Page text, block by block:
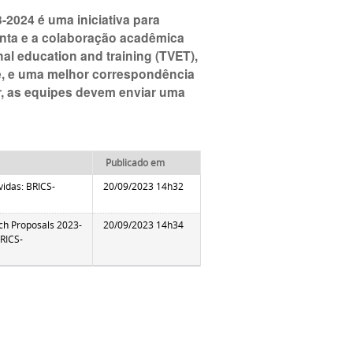
2024 é uma iniciativa para
e a colaboração acadêmica
education and training (TVET),
e uma melhor correspondência
as equipes devem enviar uma
Publicado em
BRICS-
20/09/2023 14h32
Proposals 2023-
20/09/2023 14h34